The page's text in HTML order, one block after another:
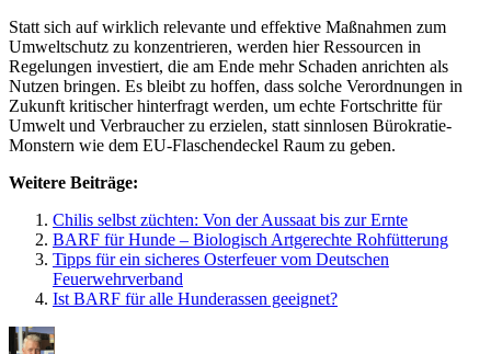
Statt sich auf wirklich relevante und effektive Maßnahmen zum
Umweltschutz zu konzentrieren, werden hier Ressourcen in
Regelungen investiert, die am Ende mehr Schaden anrichten als
Nutzen bringen. Es bleibt zu hoffen, dass solche Verordnungen in
Zukunft kritischer hinterfragt werden, um echte Fortschritte für
Umwelt und Verbraucher zu erzielen, statt sinnlosen Bürokratie-
Monstern wie dem EU-Flaschendeckel Raum zu geben.
Weitere Beiträge:
Chilis selbst züchten: Von der Aussaat bis zur Ernte
BARF für Hunde – Biologisch Artgerechte Rohfütterung
Tipps für ein sicheres Osterfeuer vom Deutschen
Feuerwehrverband
Ist BARF für alle Hunderassen geeignet?